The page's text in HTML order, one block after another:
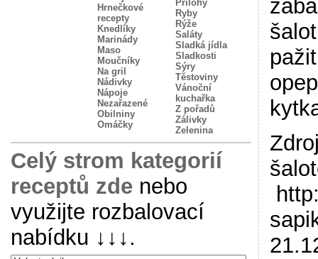
Hrnečkové
recepty
Knedlíky
Marinády
Maso
Moučníky
Na gril
Nádivky
Nápoje
Nezařazené
Obilniny
Omáčky
Přílohy
Ryby
Rýže
Saláty
Sladká jídla
Sladkosti
Sýry
Těstoviny
Vánoční
kuchařka
Z pořadů
Zálivky
Zelenina
Celý strom kategorií
receptů zde nebo
využijte rozbalovací
nabídku ↓↓↓.